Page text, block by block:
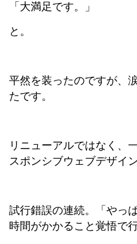
「大満足です。」
と。
平然を装ったのですが、
たです。
リニューアルではなく、
スポンシブウェブデザイ
試行錯誤の連続。「やっ
時間がかかること覚悟で